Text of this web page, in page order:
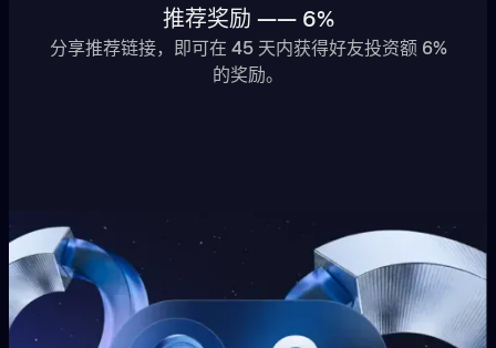
推荐奖励 —— 6%
分享推荐链接，即可在 45 天内获得好友投资额 6%
的奖励。